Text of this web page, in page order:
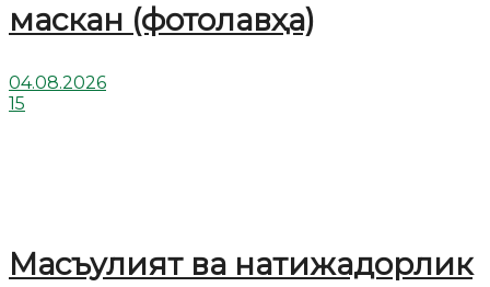
маскан (фотолавҳа)
04.08.2026
15
Масъулият ва натижадорлик